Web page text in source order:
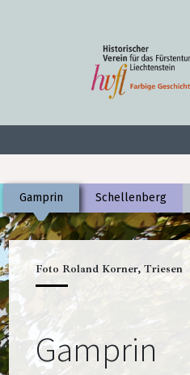
Gamprin Schellenberg
Foto Roland Korner, Triesen
Gamprin